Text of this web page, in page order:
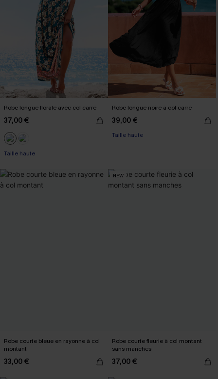
Robe longue florale avec col carré
37,00 €
Taille haute
Robe longue noire à col carré
39,00 €
Taille haute
Robe courte bleue en rayonne à col
montant
33,00 €
NEW
Robe courte fleurie à col montant
sans manches
37,00 €